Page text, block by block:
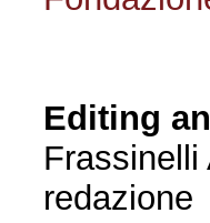
Editing
Frassinelli
redazione